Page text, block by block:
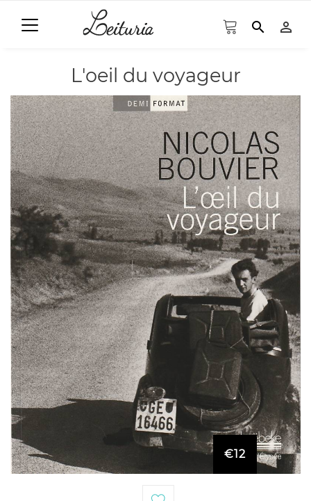
search person_outline
L'oeil du voyageur
€12